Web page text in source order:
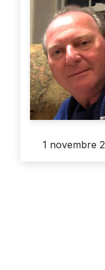
1 novembre